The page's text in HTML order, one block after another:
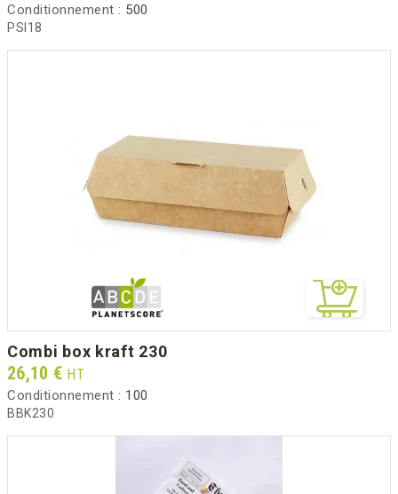
Conditionnement : 500
PSI18
combi box kraft 230
Prix
26,10 € HT
Conditionnement : 100
BBK230